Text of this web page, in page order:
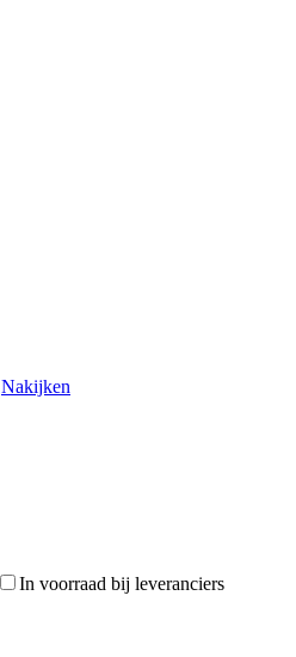
Nakijken
In voorraad bij leveranciers